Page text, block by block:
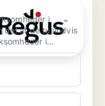
i
del af de tusindvis
i